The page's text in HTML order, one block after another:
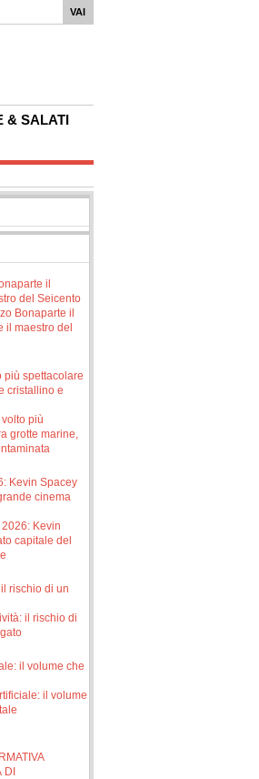
& SALATI
Bonaparte il
il maestro del
più
grotte marine,
Kevin
capitale del
il rischio di
il volume